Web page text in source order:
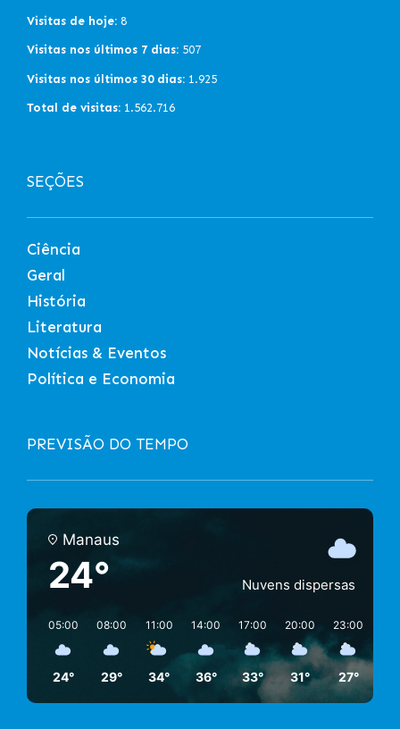
Visitas de hoje: 8
Visitas nos últimos 7 dias: 507
Visitas nos últimos 30 dias: 1.925
Total de visitas: 1.562.716
SEÇÕES
Ciência
Geral
História
Literatura
Notícias & Eventos
Política e Economia
PREVISÃO DO TEMPO
Manaus
24° Nuvens dispersas
05:00
24°
08:00
29°
11:00
34°
14:00
36°
17:00
33°
20:00
31°
23:00
27°